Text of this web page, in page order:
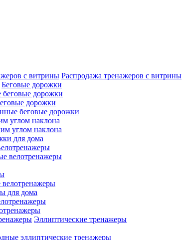
Распродажа тренажеров с витрины
Беговые дорожки
беговые дорожки
дорожки
беговые дорожки
углом наклона
углом наклона
для дома
велотренажеры
для дома
Эллиптические тренажеры
эллиптические тренажеры